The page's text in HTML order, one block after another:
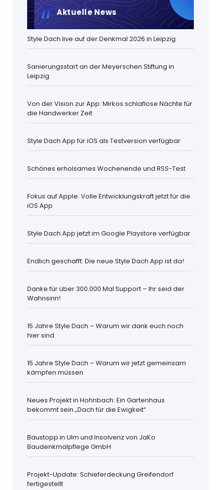
Aktuelle News
Style Dach live auf der Denkmal 2026 in Leipzig
Sanierungsstart an der Meyerschen Stiftung in
Leipzig
Von der Vision zur App: Mirkos schlaflose Nächte für
die Handwerker Zeit
Style Dach App für iOS als Testversion verfügbar
Schönes erholsames Wochenende und RSS-Test
Fokus auf Apple: Volle Entwicklungskraft jetzt für die
iOS App
Style Dach App jetzt im Google Playstore verfügbar
Endlich geschafft: Die neue Style Dach App ist da!
Danke für über 300.000 Mal Support – Ihr seid der
Wahnsinn!
15 Jahre Style Dach – Warum wir dank euch noch
hier sind
15 Jahre Style Dach – Warum wir jetzt gemeinsam
kämpfen müssen
Neues Projekt in Hohnbach: Ein Gartenhaus
bekommt sein „Dach für die Ewigkeit“
Baustopp in Ulm und Insolvenz von JaKo
Baudenkmalpflege GmbH
Projekt-Update: Schieferdeckung Greifendorf
fertigestellt